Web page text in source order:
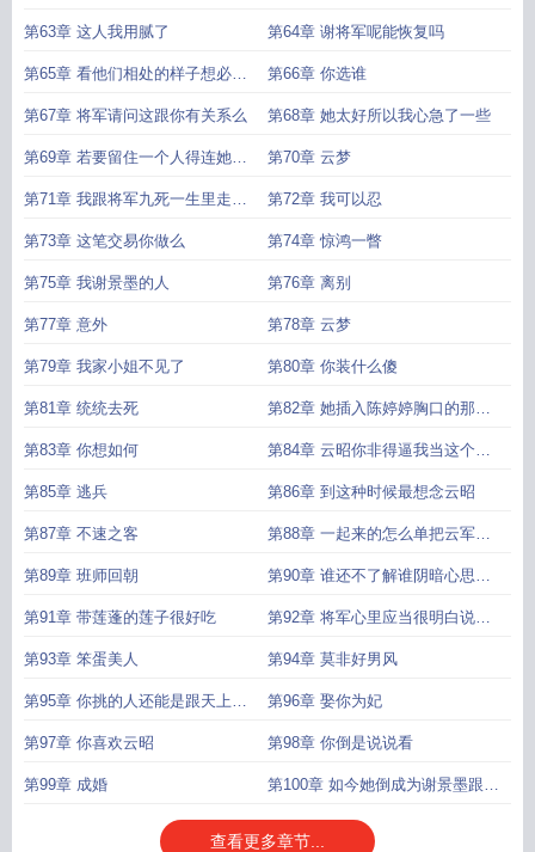
外一个人
第63章 这人我用腻了 第64章 谢将军呢能恢复吗
第65章 看他们相处的样子想必是
很快会成婚了
第66章 你选谁
第67章 将军请问这跟你有关系么 第68章 她太好所以我心急了一些
第69章 若要留住一个人得连她的
心一起留下
第70章 云梦
第71章 我跟将军九死一生里走出
来他会为我高兴的
第72章 我可以忍
第73章 这笔交易你做么 第74章 惊鸿一瞥
第75章 我谢景墨的人 第76章 离别
第77章 意外 第78章 云梦
第79章 我家小姐不见了 第80章 你装什么傻
第81章 统统去死 第82章 她插入陈婷婷胸口的那一
刀利落精准
第83章 你想如何 第84章 云昭你非得逼我当这个正
妻
第85章 逃兵 第86章 到这种时候最想念云昭
第87章 不速之客 第88章 一起来的怎么单把云军医
给留下了呢
第89章 班师回朝 第90章 谁还不了解谁阴暗心思下
的小九九呢
第91章 带莲蓬的莲子很好吃 第92章 将军心里应当很明白说破
没意思不是吗
第93章 笨蛋美人 第94章 莫非好男风
第95章 你挑的人还能是跟天上仙
子一般不成
第96章 娶你为妃
第97章 你喜欢云昭 第98章 你倒是说说看
第99章 成婚 第100章 如今她倒成为谢景墨跟他
白月光心里的一根
查看更多章节...